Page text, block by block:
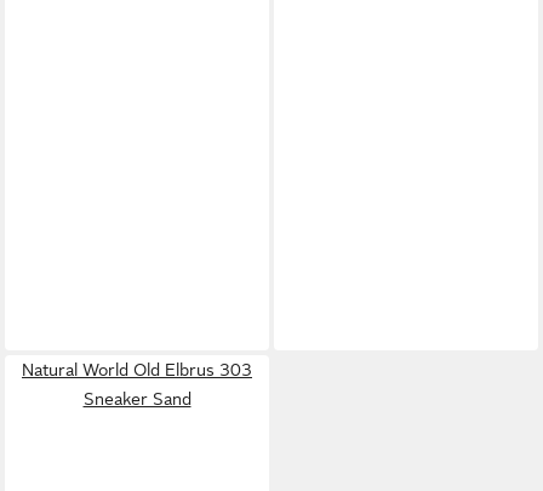
Natural World Old Elbrus 303
Sneaker Sand